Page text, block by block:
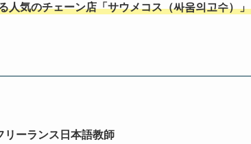
人気のチェーン店「サウメコス（싸움의고수）」
リーランス日本語教師